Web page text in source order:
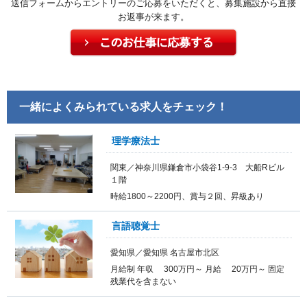
送信フォームからエントリーのご応募をいただくと、募集施設から直接
お返事が来ます。
一緒によくみられている求人をチェック！
理学療法士
関東／神奈川県鎌倉市小袋谷1-9-3 大船Rビル
１階
時給1800～2200円、賞与２回、昇級あり
言語聴覚士
愛知県／愛知県 名古屋市北区
月給制 年収 300万円～ 月給 20万円～ 固定
残業代を含まない